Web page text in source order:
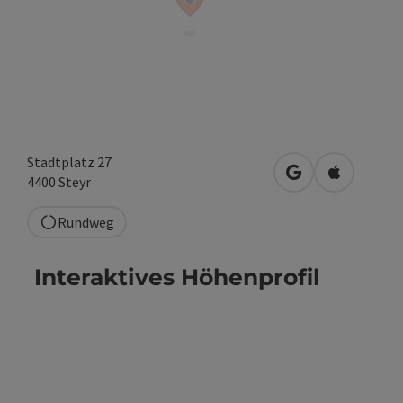
Stadtplatz 27
4400 Steyr in Google Maps
in Apple
Rundweg
Interaktives Höhenprofil